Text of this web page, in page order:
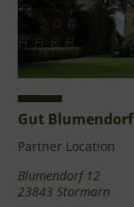
Gut Blumendorf
Partner Location
Blumendorf 12
23843 Stormarn